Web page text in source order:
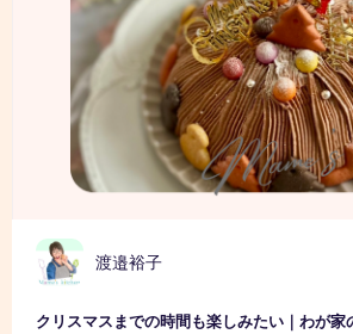
渡邉裕子
クリスマスまでの時間も楽しみたい｜わが家